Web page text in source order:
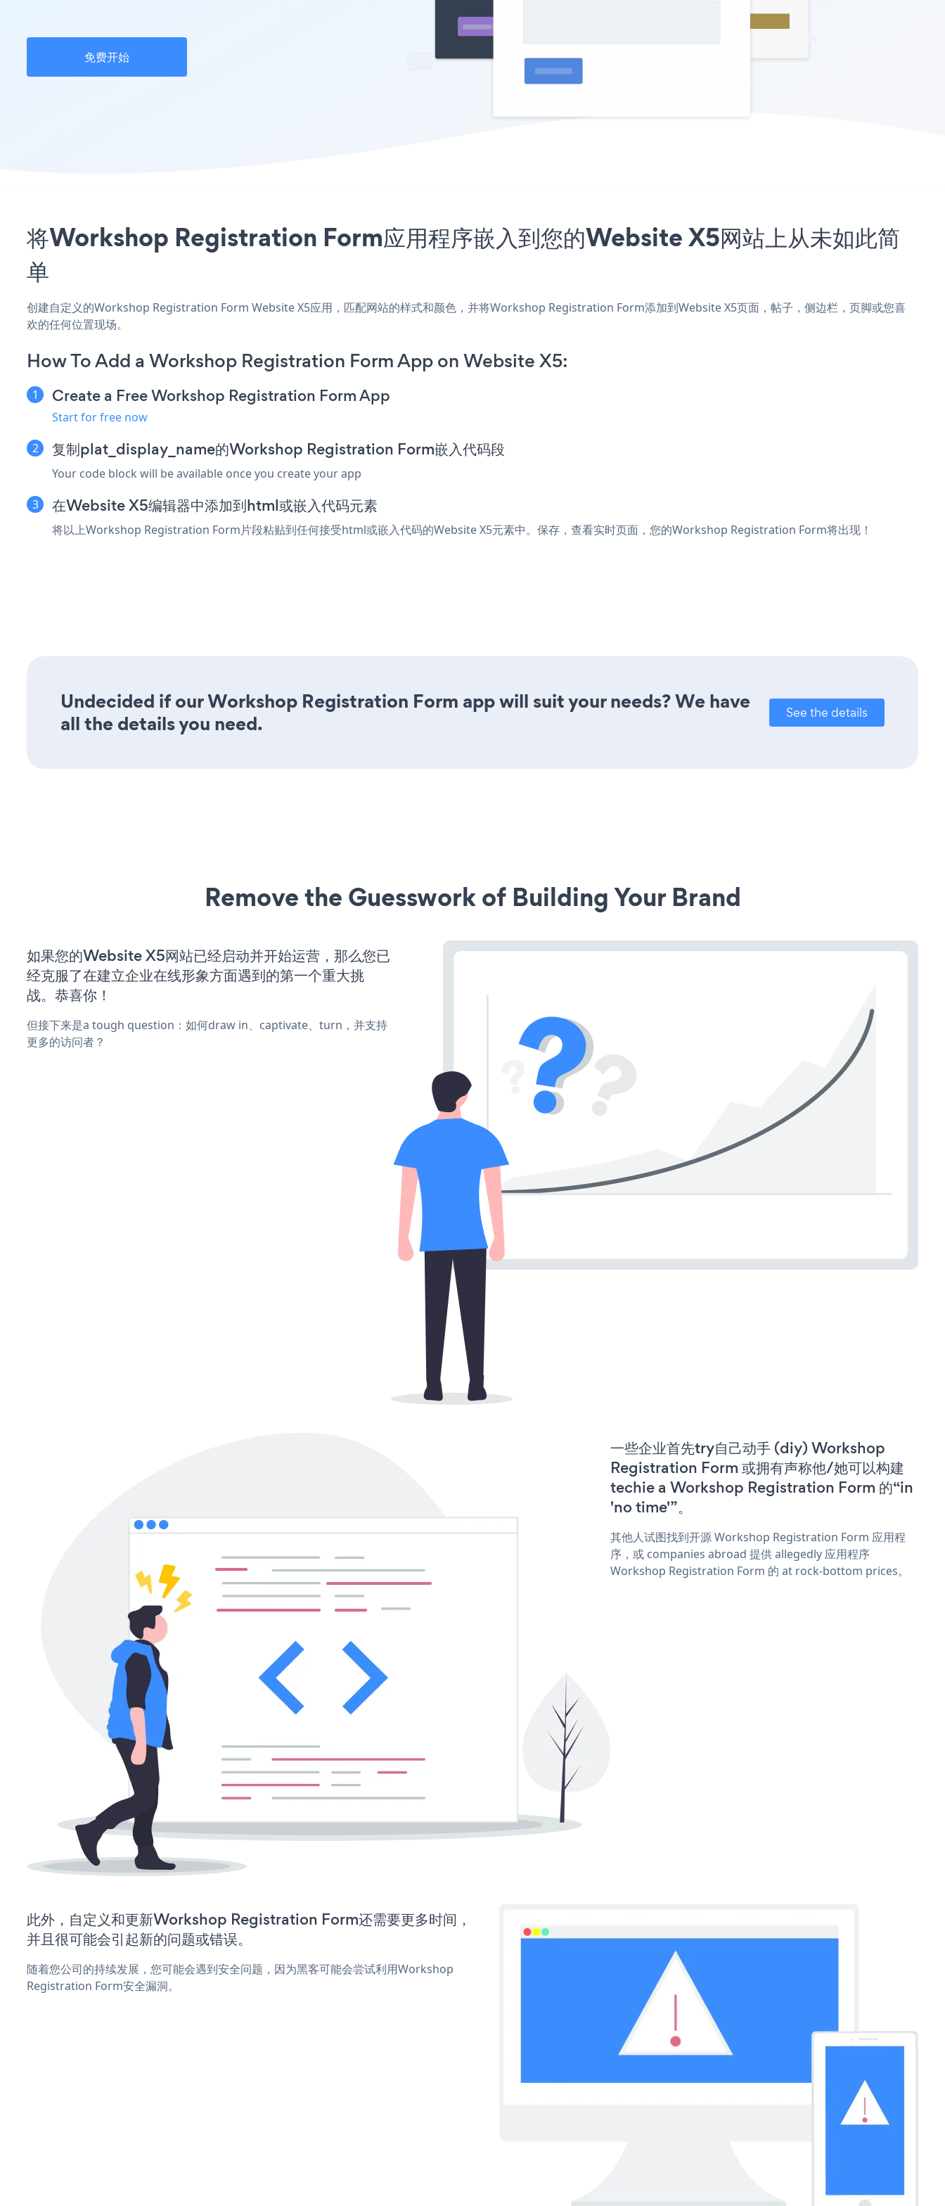
免费开始
将Workshop Registration Form应用程序嵌入到您的Website X5网站上从未如此简
单
创建自定义的Workshop Registration Form Website X5应用，匹配网站的样式和颜色，并将Workshop Registration Form添加到Website X5页面，帖子，侧边栏，页脚或您喜
欢的任何位置现场。
How To Add a Workshop Registration Form App on Website X5:
Create a Free Workshop Registration Form App
Start for free now
复制plat_display_name的Workshop Registration Form嵌入代码段
Your code block will be available once you create your app
在Website X5编辑器中添加到html或嵌入代码元素
将以上Workshop Registration Form片段粘贴到任何接受html或嵌入代码的Website X5元素中。保存，查看实时页面，您的Workshop Registration Form将出现！
Undecided if our Workshop Registration Form app will suit your needs? We have
all the details you need.
See the details
Remove the Guesswork of Building Your Brand
如果您的Website X5网站已经启动并开始运营，那么您已
经克服了在建立企业在线形象方面遇到的第一个重大挑
战。恭喜你！
但接下来是a tough question：如何draw in、captivate、turn，并支持
更多的访问者？
一些企业首先try自己动手 (diy) Workshop
Registration Form 或拥有声称他/她可以构建
techie a Workshop Registration Form 的“in
'no time'”。
其他人试图找到开源 Workshop Registration Form 应用程
序，或 companies abroad 提供 allegedly 应用程序
Workshop Registration Form 的 at rock-bottom prices。
此外，自定义和更新Workshop Registration Form还需要更多时间，
并且很可能会引起新的问题或错误。
随着您公司的持续发展，您可能会遇到安全问题，因为黑客可能会尝试利用Workshop
Registration Form安全漏洞。